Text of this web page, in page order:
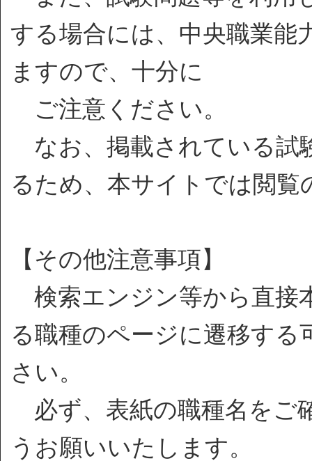
する場合には、中央職業能
ますので、十分に
ご注意ください。
なお、掲載されている試
るため、本サイトでは閲
【その他注意事項】
検索エンジン等から直接
る職種のページに遷移す
さい。
必ず、表紙の職種名をご
うお願いいたします。